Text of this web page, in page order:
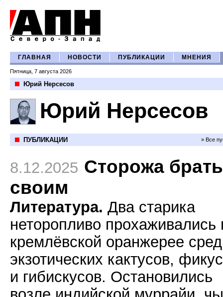
ГЛАВНАЯ НОВОСТИ ПУБЛИКАЦИИ МНЕНИЯ
Пятница, 7 августа 2026
Юрий Нерсесов
Юрий Нерсесов
ПУБЛИКАЦИИ » Все
8.12.2025 Сторожа
своим
Литература. Два старика
неторопливо прохаживались
кремлёвской оранжерее
экзотических кактусов,
и гибискусов. Остановились